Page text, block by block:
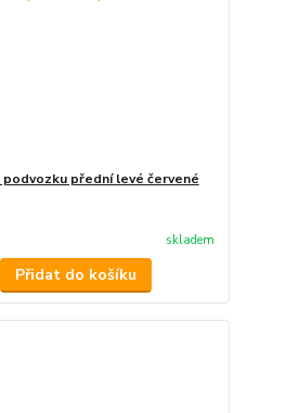
přední levé červené
skladem
Přidat do košíku